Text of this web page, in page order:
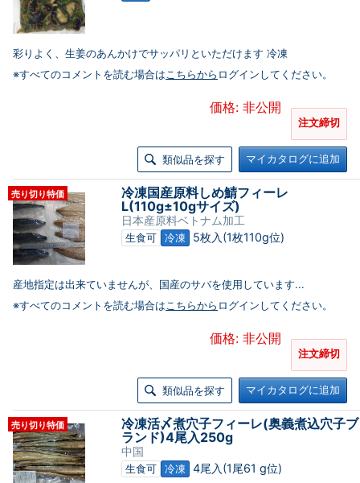
彩りよく、生姜のあんかけでサッパリといただけます 冷凍
※すべてのコメントを読む場合はこちらから ログインしてください。
価格: 非公開
注文締切
類似品を探す マイカタログに追加
売り切り特価
冷凍国産原料しめ鯖フィーレ
L(110g±10gサイズ)
日本産原料ベトナム加工
生食可 冷凍 5枚入(1枚110g位)
産地指定は出来ていませんが、国産のサバを使用しています...
※すべてのコメントを読む場合はこちらから ログインしてください。
価格: 非公開
注文締切
類似品を探す マイカタログに追加
売り切り特価
冷凍活〆煮穴子フィーレ(奥義煮込穴子ブ
ランド)4尾入250g
中国
生食可 冷凍 4尾入(1尾61 g位)